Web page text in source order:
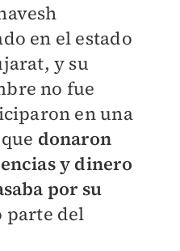
en el estado
y su
no fue
en una
donaron
y dinero
por su
parte del